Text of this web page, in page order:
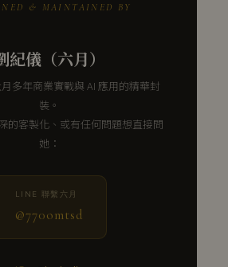
& MAINTAINED BY
紀儀（六月）
多年商業實戰與 AI 應用的精華封
裝。
的客製化、或有任何問題想直接問
她：
LINE 聯繫六月
@770omtsd